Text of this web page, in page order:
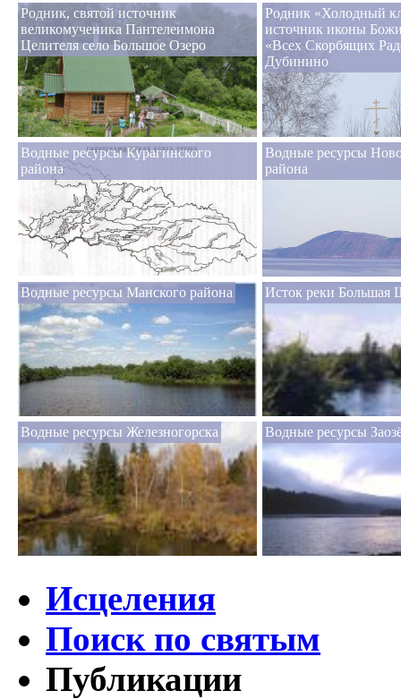
Родник, святой источник
великомученика Пантелеимона
Целителя село Большое Озеро
Родник «Холодный
источник иконы
«Всех Скорбящих
Дубинино
Водные ресурсы Курагинского
района
Водные ресурсы
района
Водные ресурсы Манского района Исток реки Большая
Водные ресурсы Железногорска Водные ресурсы
Исцеления
Поиск по святым
Публикации